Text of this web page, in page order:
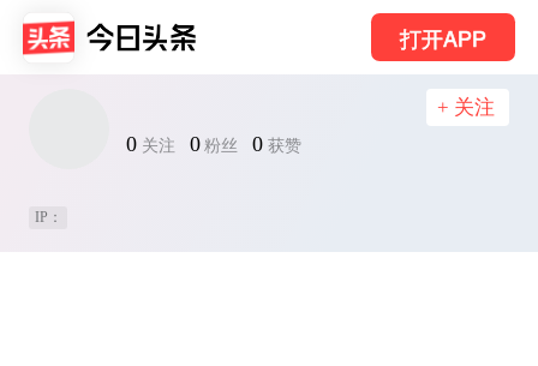
打开APP
0 关注 0 粉丝 0 获赞
+ 关注
IP：